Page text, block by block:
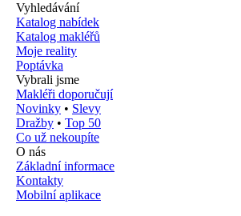
Vyhledávání
Katalog nabídek
Katalog makléřů
Moje reality
Poptávka
Vybrali jsme
Makléři doporučují
Novinky • Slevy
Dražby • Top 50
Co už nekoupíte
O nás
Základní informace
Kontakty
Mobilní aplikace